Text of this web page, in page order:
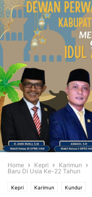
Home Kepri Karimun
Baru Di Usia Ke-22 Tahun
Kepri Karimun Kundur